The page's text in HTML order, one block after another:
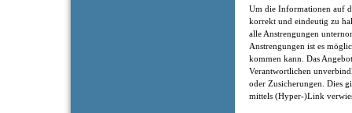
Um die Informationen auf
korrekt und eindeutig zu
alle Anstrengungen
Anstrengungen ist es
kommen kann. Das
Verantwortlichen
oder Zusicherungen. Dies
mittels (Hyper-)Link